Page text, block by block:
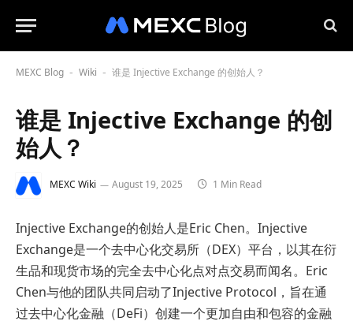
MEXC Blog - Wiki - 谁是 Injective Exchange 的创始人？
谁是 Injective Exchange 的创
始人？
MEXC Wiki August 19, 2025 1 Min Read
Injective Exchange的创始人是Eric Chen。Injective
Exchange是一个去中心化交易所（DEX）平台，以其在衍
生品和现货市场的完全去中心化点对点交易而闻名。Eric
Chen与他的团队共同启动了Injective Protocol，旨在通
过去中心化金融（DeFi）创建一个更加自由和包容的金融